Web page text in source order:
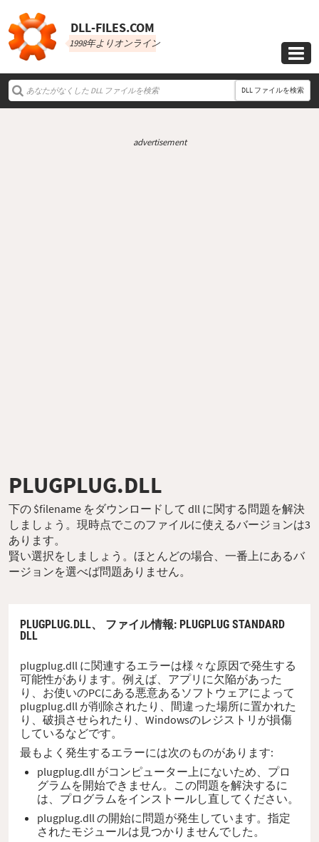
DLL‑FILES.COM
1998年よりオンライン

DLL ファイルを検索
advertisement
PLUGPLUG.DLL
下の $filename をダウンロードして dll に関する問題を解決
しましょう。現時点でこのファイルに使えるバージョンは3
あります。
賢い選択をしましょう。ほとんどの場合、一番上にあるバ
ージョンを選べば問題ありません。
PLUGPLUG.DLL、 ファイル情報: PLUGPLUG STANDARD
DLL
plugplug.dll に関連するエラーは様々な原因で発生する
可能性があります。例えば、アプリに欠陥があった
り、お使いのPCにある悪意あるソフトウェアによって
plugplug.dll が削除されたり、間違った場所に置かれた
り、破損させられたり、Windowsのレジストリが損傷
しているなどです。
最もよく発生するエラーには次のものがあります:
plugplug.dll がコンピューター上にないため、プロ
グラムを開始できません。この問題を解決するに
は、プログラムをインストールし直してください。
plugplug.dll の開始に問題が発生しています。指定
されたモジュールは見つかりませんでした。